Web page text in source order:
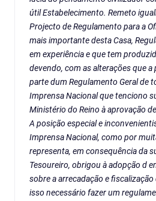
útil Estabelecimento. Remeto
Projecto de Regulamento para a
mais importante desta Casa,
em experiência e que tem
devendo, com as alterações que a
parte dum Regulamento Geral de
Imprensa Nacional que tenciono
Ministério do Reino à aprovação
A posição especial e
Imprensa Nacional, como por
representa, em consequência da
Tesoureiro, obrigou à adopção d
sobre a arrecadação e
isso necessário fazer um